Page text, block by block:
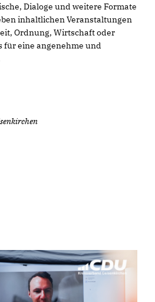
Dialoge und weitere Formate
inhaltlichen Veranstaltungen
Ordnung, Wirtschaft oder
für eine angenehme und